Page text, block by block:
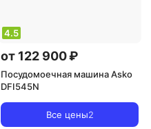
4.5
от 122 900 ₽
Посудомоечная машина Asko
DFI545N
Все цены2